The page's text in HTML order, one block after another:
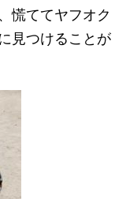
慌ててヤフオク
見つけることが